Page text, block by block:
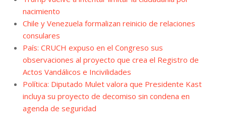
nacimiento
Chile y Venezuela formalizan reinicio de relaciones
consulares
País: CRUCH expuso en el Congreso sus
observaciones al proyecto que crea el Registro de
Actos Vandálicos e Incivilidades
Política: Diputado Mulet valora que Presidente Kast
incluya su proyecto de decomiso sin condena en
agenda de seguridad